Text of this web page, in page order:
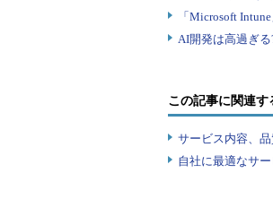
この記事に関連す
サービス内容、
自社に最適なサ